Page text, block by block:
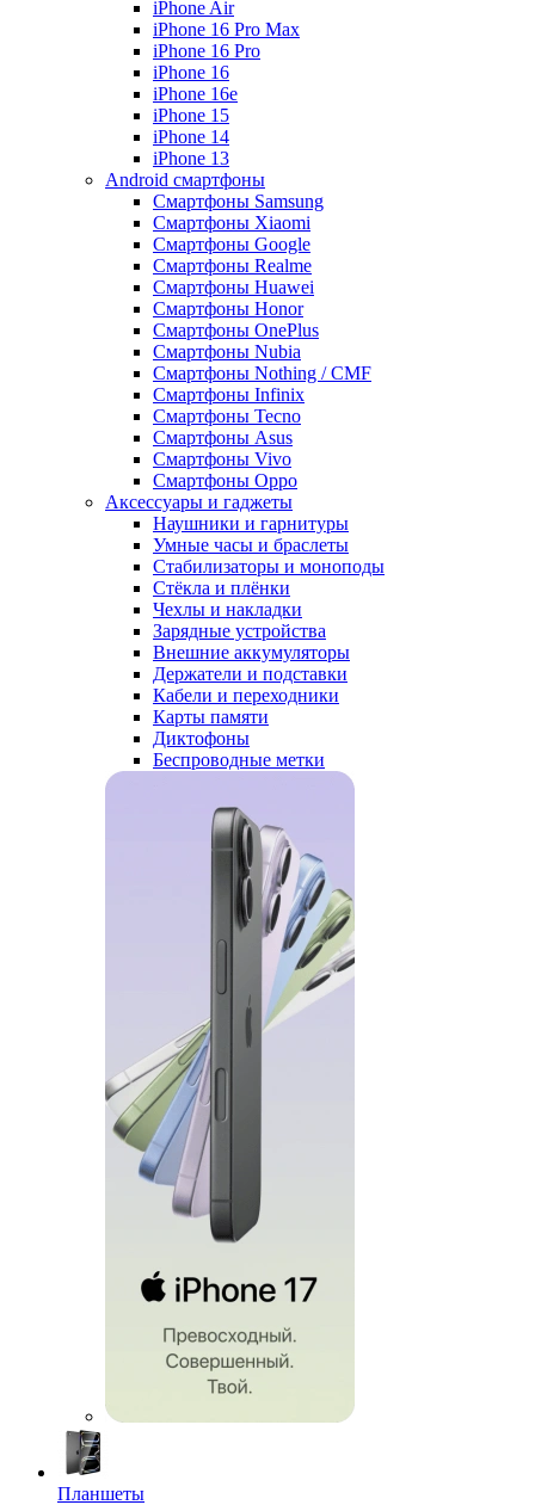
iPhone Air
iPhone 16 Pro Max
iPhone 16 Pro
iPhone 16
iPhone 16e
iPhone 15
iPhone 14
iPhone 13
Android cмартфоны
Смартфоны Samsung
Смартфоны Xiaomi
Смартфоны Google
Смартфоны Realme
Смартфоны Huawei
Смартфоны Honor
Смартфоны OnePlus
Смартфоны Nubia
Смартфоны Nothing / CMF
Смартфоны Infinix
Смартфоны Tecno
Смартфоны Asus
Смартфоны Vivo
Смартфоны Oppo
Аксессуары и гаджеты
Наушники и гарнитуры
Умные часы и браслеты
Стабилизаторы и моноподы
Стёкла и плёнки
Чехлы и накладки
Зарядные устройства
Внешние аккумуляторы
Держатели и подставки
Кабели и переходники
Карты памяти
Диктофоны
Беспроводные метки
Планшеты